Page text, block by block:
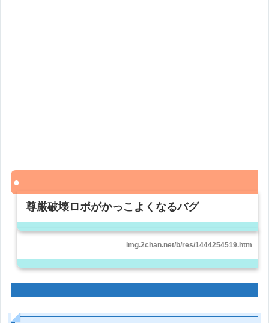
尊厳破壊ロボがかっこよくなるバグ
img.2chan.net/b/res/1444254519.htm